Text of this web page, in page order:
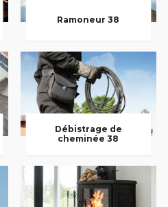
Ramoneur 38
Débistrage de
cheminée 38